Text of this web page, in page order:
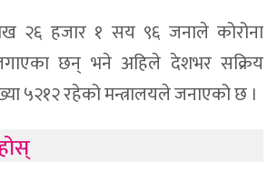
२६ हजार १ सय ९६ जनाले कोरोना
छन् भने अहिले देशभर सक्रिय
५२१२ रहेको मन्त्रालयले जनाएको छ ।